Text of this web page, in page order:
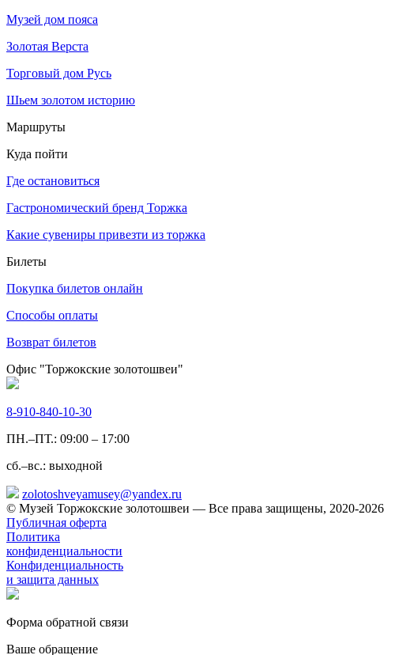
Музей дом пояса
Золотая Верста
Торговый дом Русь
Шьем золотом историю
Маршруты
Куда пойти
Где остановиться
Гастрономический бренд Торжка
Какие сувениры привезти из торжка
Билеты
Покупка билетов онлайн
Способы оплаты
Возврат билетов
Офис "Торжокские золотошвеи"
8-910-840-10-30
ПН.–ПТ.: 09:00 – 17:00
сб.–вс.: выходной
zolotoshveyamusey@yandex.ru
© Музей Торжокские золотошвеи — Все права защищены, 2020-2026
Публичная оферта
Политика
конфиденциальности
Конфиденциальность
и защита данных
Форма обратной связи
Ваше обращение